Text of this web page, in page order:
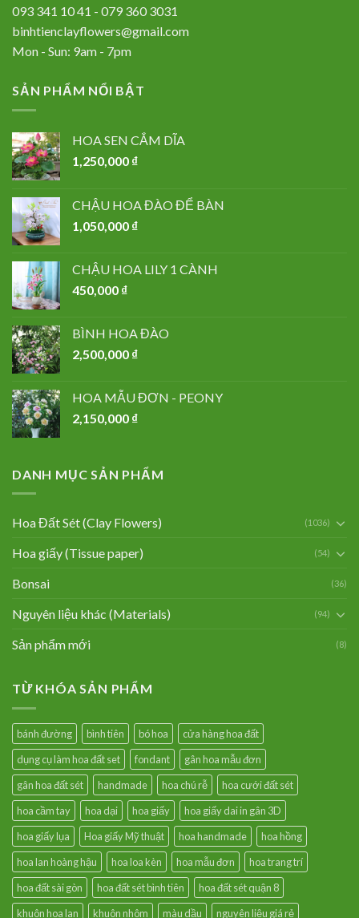
093 341 10 41 - 079 360 3031
binhtienclayflowers@gmail.com
Mon - Sun: 9am - 7pm
SẢN PHẨM NỔI BẬT
HOA SEN CẮM DĨA
1,250,000 ₫
CHẬU HOA ĐÀO ĐỂ BÀN
1,050,000 ₫
CHẬU HOA LILY 1 CÀNH
450,000 ₫
BÌNH HOA ĐÀO
2,500,000 ₫
HOA MẪU ĐƠN - PEONY
2,150,000 ₫
DANH MỤC SẢN PHẨM
Hoa Đất Sét (Clay Flowers) (1036)
Hoa giấy (Tissue paper) (54)
Bonsai (36)
Nguyên liệu khác (Materials) (94)
Sản phẩm mới (8)
TỪ KHÓA SẢN PHẨM
bánh đường bình tiên bó hoa
cửa hàng hoa đất
dụng cụ làm hoa đất set
fondant
gân hoa mẫu đơn
gân hoa đất sét
handmade hoa chú rễ
hoa cưới đất sét
hoa cầm tay
hoa dại hoa giấy
hoa giấy dai in gân 3D
hoa giấy lụa
Hoa giấy Mỹ thuật hoa handmade
hoa hồng
hoa lan hoàng hậu
hoa loa kèn hoa mẫu đơn
hoa trang trí
hoa đất sài gòn
hoa đất sét bình tiên
hoa đất sét quận 8
khuôn hoa lan
khuôn nhôm màu dầu nguyên liệu giá rẻ